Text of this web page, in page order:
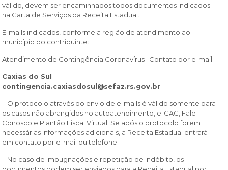
válido, devem ser encaminhados todos documentos indicados
na Carta de Serviços da Receita Estadual.
E-mails indicados, conforme a região de atendimento ao
município do contribuinte:
Atendimento de Contingência Coronavírus | Contato por e-mail
Caxias do Sul
contingencia.caxiasdosul@sefaz.rs.gov.br
– O protocolo através do envio de e-mails é válido somente para
os casos não abrangidos no autoatendimento, e-CAC, Fale
Conosco e Plantão Fiscal Virtual. Se após o protocolo forem
necessárias informações adicionais, a Receita Estadual entrará
em contato por e-mail ou telefone.
– No caso de impugnações e repetição de indébito, os